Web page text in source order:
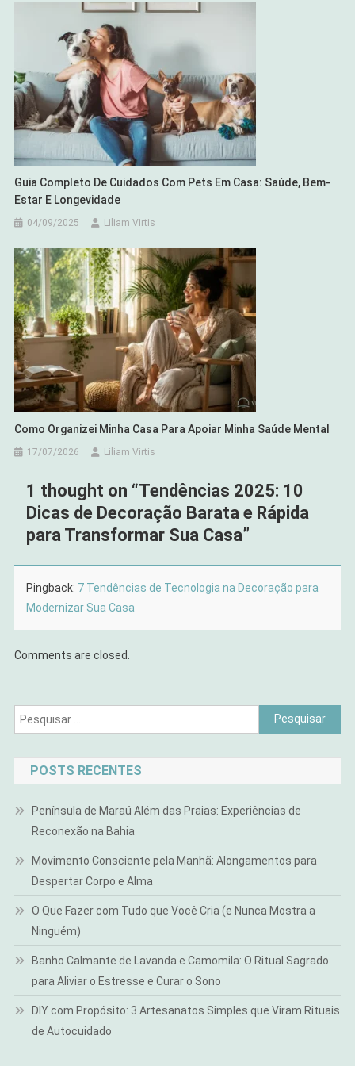
Guia Completo De Cuidados Com Pets Em Casa: Saúde, Bem-
Estar E Longevidade
04/09/2025 Liliam Virtis
Como Organizei Minha Casa Para Apoiar Minha Saúde Mental
17/07/2026 Liliam Virtis
1 thought on “Tendências 2025: 10
Dicas de Decoração Barata e Rápida
para Transformar Sua Casa”
Pingback: 7 Tendências de Tecnologia na Decoração para
Modernizar Sua Casa
Comments are closed.
Pesquisar
por:
POSTS RECENTES
Península de Maraú Além das Praias: Experiências de
Reconexão na Bahia
Movimento Consciente pela Manhã: Alongamentos para
Despertar Corpo e Alma
O Que Fazer com Tudo que Você Cria (e Nunca Mostra a
Ninguém)
Banho Calmante de Lavanda e Camomila: O Ritual Sagrado
para Aliviar o Estresse e Curar o Sono
DIY com Propósito: 3 Artesanatos Simples que Viram Rituais
de Autocuidado